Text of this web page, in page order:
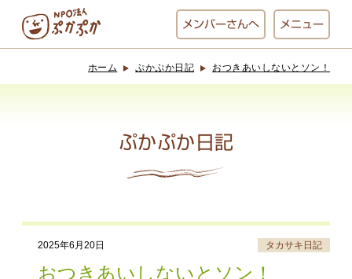
メンバーさんへ メニュー
お休み中
わんど
ホーム ぷかぷか日記 おつきあいしないとソン！
ぷかぷか日記
2025年6月20日 タカサキ日記
おつきあいしないとソン！